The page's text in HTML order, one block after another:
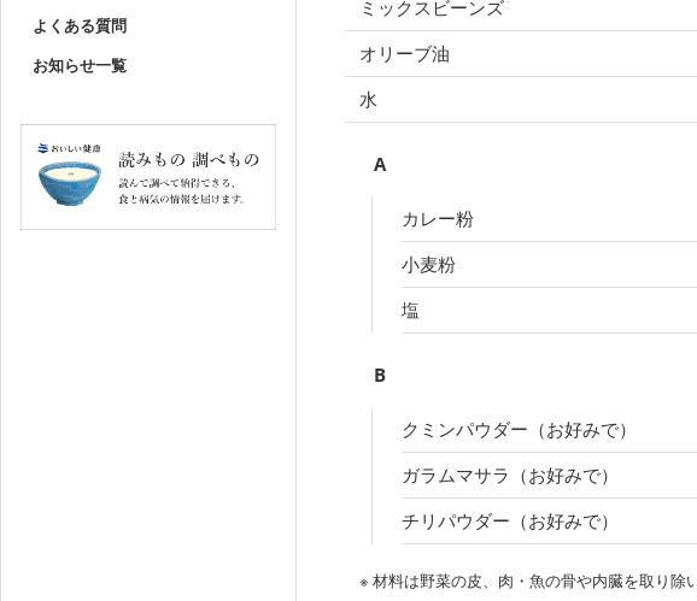
よくある質問
お知らせ一覧
ミックスビーンズ
オリーブ油
水
A
カレー粉
小麦粉
塩
B
クミンパウダー（お好みで）
ガラムマサラ（お好みで）
チリパウダー（お好みで）
※ 材料は野菜の皮、肉・魚の骨や内臓を取り除